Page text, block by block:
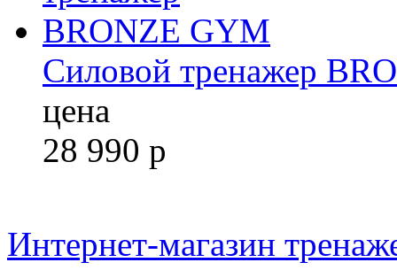
Силовой тренажер
цена
28 990 р
Интернет-магазин